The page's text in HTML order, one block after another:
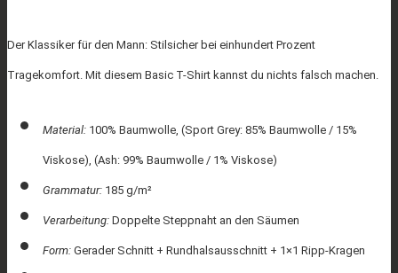
Der Klassiker für den Mann: Stilsicher bei einhundert Prozent
Tragekomfort. Mit diesem Basic T-Shirt kannst du nichts falsch machen.
Material: 100% Baumwolle, (Sport Grey: 85% Baumwolle / 15%
Viskose), (Ash: 99% Baumwolle / 1% Viskose)
Grammatur: 185 g/m²
Verarbeitung: Doppelte Steppnaht an den Säumen
Form: Gerader Schnitt + Rundhalsausschnitt + 1×1 Ripp-Kragen